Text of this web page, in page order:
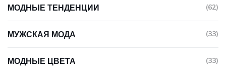
МОДНЫЕ ТЕНДЕНЦИИ (62)
МУЖСКАЯ МОДА (33)
МОДНЫЕ ЦВЕТА (33)